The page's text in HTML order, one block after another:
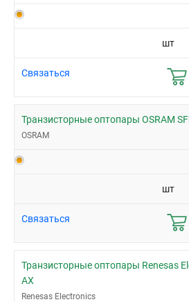
шт
Связаться
Транзисторные оптопары OSRAM
OSRAM
шт
Связаться
Транзисторные оптопары Renesas
AX
Renesas Electronics